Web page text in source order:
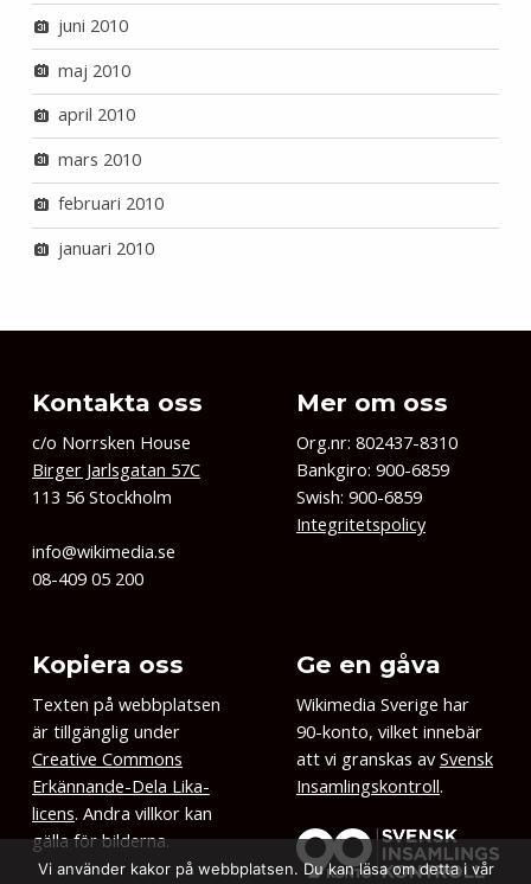
juni 2010
maj 2010
april 2010
mars 2010
februari 2010
januari 2010
Kontakta oss
c/o Norrsken House
Birger Jarlsgatan 57C
113 56 Stockholm
info@wikimedia.se
08-409 05 200
Mer om oss
Org.nr: 802437-8310
Bankgiro: 900-6859
Swish: 900-6859
Integritetspolicy
Kopiera oss
Texten på webbplatsen
är tillgänglig under
Creative Commons
Erkännande-Dela Lika-
licens. Andra villkor kan
gälla för bilderna.
Ge en gåva
Wikimedia Sverige har
90-konto, vilket innebär
att vi granskas av Svensk
Insamlingskontroll.
Vi använder kakor på webbplatsen. Du kan läsa om detta i vår